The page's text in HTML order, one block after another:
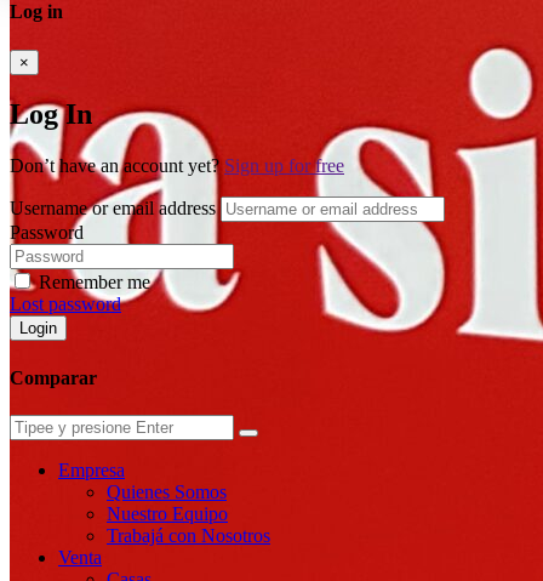
Log in
×
Log In
Don’t have an account yet? Sign up for free
Username or email address
Password
Remember me
Lost password
Login
Comparar
Empresa
Quienes Somos
Nuestro Equipo
Trabajá con Nosotros
Venta